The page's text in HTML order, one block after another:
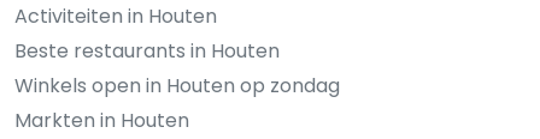
Activiteiten in Houten
Beste restaurants in Houten
Winkels open in Houten op zondag
Markten in Houten